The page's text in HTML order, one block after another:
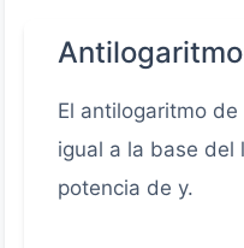
Antilogaritmo
El antilogaritmo
igual a la base del
potencia de y.